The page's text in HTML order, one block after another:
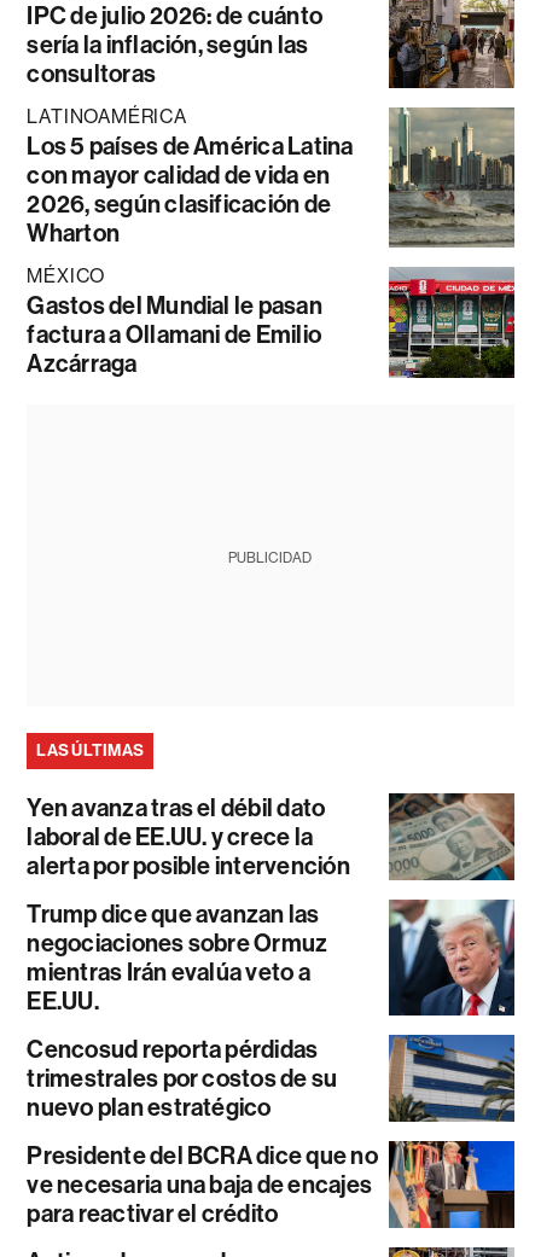
IPC de julio 2026: de cuánto
sería la inflación, según las
consultoras
LATINOAMÉRICA
Los 5 países de América Latina
con mayor calidad de vida en
2026, según clasificación de
Wharton
MÉXICO
Gastos del Mundial le pasan
factura a Ollamani de Emilio
Azcárraga
PUBLICIDAD
LAS ÚLTIMAS
Yen avanza tras el débil dato
laboral de EE.UU. y crece la
alerta por posible intervención
Trump dice que avanzan las
negociaciones sobre Ormuz
mientras Irán evalúa veto a
EE.UU.
Cencosud reporta pérdidas
trimestrales por costos de su
nuevo plan estratégico
Presidente del BCRA dice que no
ve necesaria una baja de encajes
para reactivar el crédito